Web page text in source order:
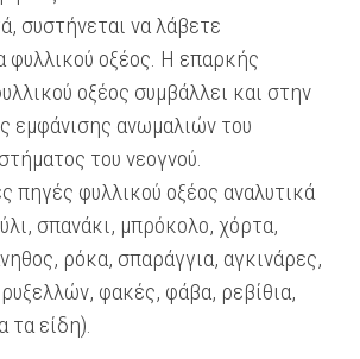
συστήνεται να λάβετε
οξέος. Η επαρκής
οξέος συμβάλλει και στην
εμφάνισης ανωμαλιών του
του νεογνού.
πηγές φυλλικού οξέος αναλυτικά
σπανάκι, μπρόκολο, χόρτα,
ρόκα, σπαράγγια, αγκινάρες,
φακές, φάβα, ρεβίθια,
τα είδη).